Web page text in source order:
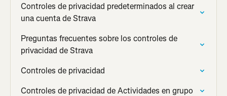
Controles de privacidad predeterminados al crear
una cuenta de Strava
Preguntas frecuentes sobre los controles de
privacidad de Strava
Controles de privacidad
Controles de privacidad de Actividades en grupo